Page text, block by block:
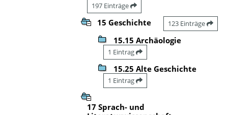
197 Einträge
15 Geschichte 123 Einträge
15.15 Archäologie
1 Eintrag
15.25 Alte Geschichte
1 Eintrag
17 Sprach- und